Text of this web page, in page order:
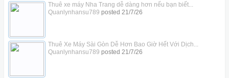
Thuê xe máy Nha Trang dễ dàng hơn nếu bạn biết...
Quanlynhansu789 posted 21/7/26
Thuê Xe Máy Sài Gòn Dễ Hơn Bao Giờ Hết Với Dịch...
Quanlynhansu789 posted 21/7/26